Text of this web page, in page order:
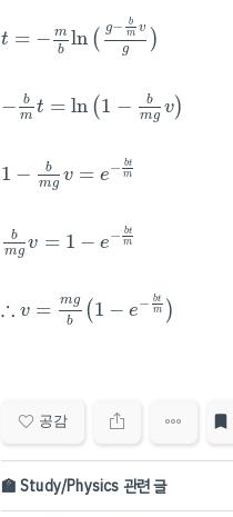
t = − m
b ln ( g−
b
m v
g
)
− m
− b
m t = ln (1 −
b
mg v)
bm ln 1− g )
1 −
b
mg v = e− bt
m
m bt
b
mg v = 1 − e− bt
m
bm bt
∴ v = mg
b
(1 − e− bt
m )
mgb ( btm
공감
🏫 Study/Physics 관련 글